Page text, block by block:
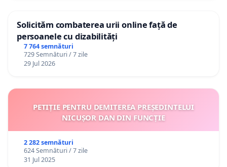
Solicităm combaterea urii online față de
persoanele cu dizabilități
7 764 semnături
729 Semnături / 7 zile
29 Jul 2026
PETIȚIE PENTRU DEMITEREA PREȘEDINTELUI
NICUȘOR DAN DIN FUNCȚIE
2 282 semnături
624 Semnături / 7 zile
31 Jul 2025